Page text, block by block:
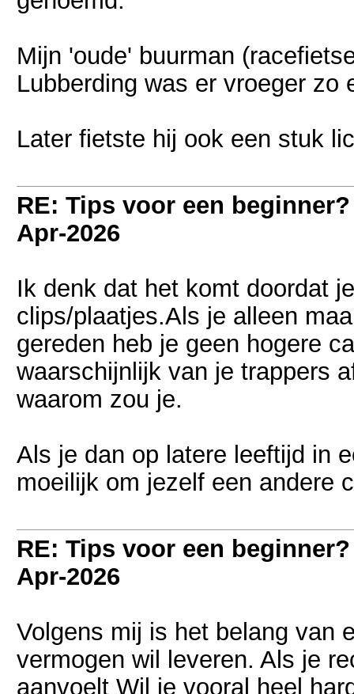
Mijn 'oude' buurman
Lubberding was er vroeger zo
Later fietste hij ook een stuk
RE: Tips voor een
Apr-2026
Ik denk dat het komt doordat
clips/plaatjes.Als je alleen
gereden heb je geen hogere
waarschijnlijk van je trappers
waarom zou je.
Als je dan op latere leeftijd in
moeilijk om jezelf een andere
RE: Tips voor een
Apr-2026
Volgens mij is het belang van
vermogen wil leveren. Als je
aanvoelt Wil je vooral heel